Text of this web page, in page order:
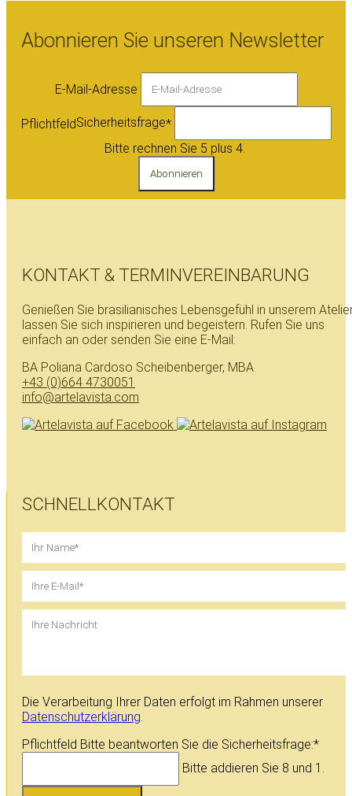
Abonnieren Sie unseren Newsletter
E-Mail-Adresse
PflichtfeldSicherheitsfrage*
Bitte rechnen Sie 5 plus 4.
Abonnieren
KONTAKT & TERMINVEREINBARUNG
Genießen Sie brasilianisches Lebensgefühl in unserem
lassen Sie sich inspirieren und begeistern. Rufen Sie uns
einfach an oder senden Sie eine E-Mail:
BA Poliana Cardoso Scheibenberger, MBA
+43 (0)664 4730051
info@artelavista.com
SCHNELLKONTAKT
Die Verarbeitung Ihrer Daten erfolgt im Rahmen unserer
Datenschutzerklärung.
Pflichtfeld Bitte beantworten Sie die Sicherheitsfrage:*
Bitte addieren Sie 8 und 1.